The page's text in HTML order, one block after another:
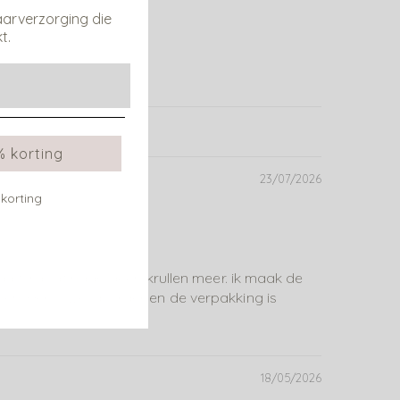
23/07/2026
fijn plat haar., geen krullen meer. ik maak de
Her is wel duurder en de verpakking is
18/05/2026
die
korting